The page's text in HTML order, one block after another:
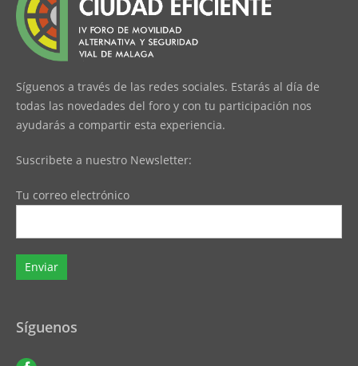
Síguenos a través de las redes sociales. Estarás al día de
todas las novedades del foro y con tu participación nos
ayudarás a compartir esta experiencia.
Suscribete a nuestro Newsletter:
Tu correo electrónico
Síguenos